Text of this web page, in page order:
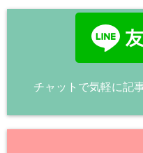
チャットで気軽に記